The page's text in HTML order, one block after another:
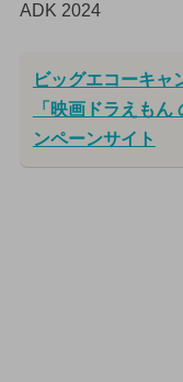
ADK 2024
ビッグエコーキャ
「映画ドラえも
ンペーンサイト